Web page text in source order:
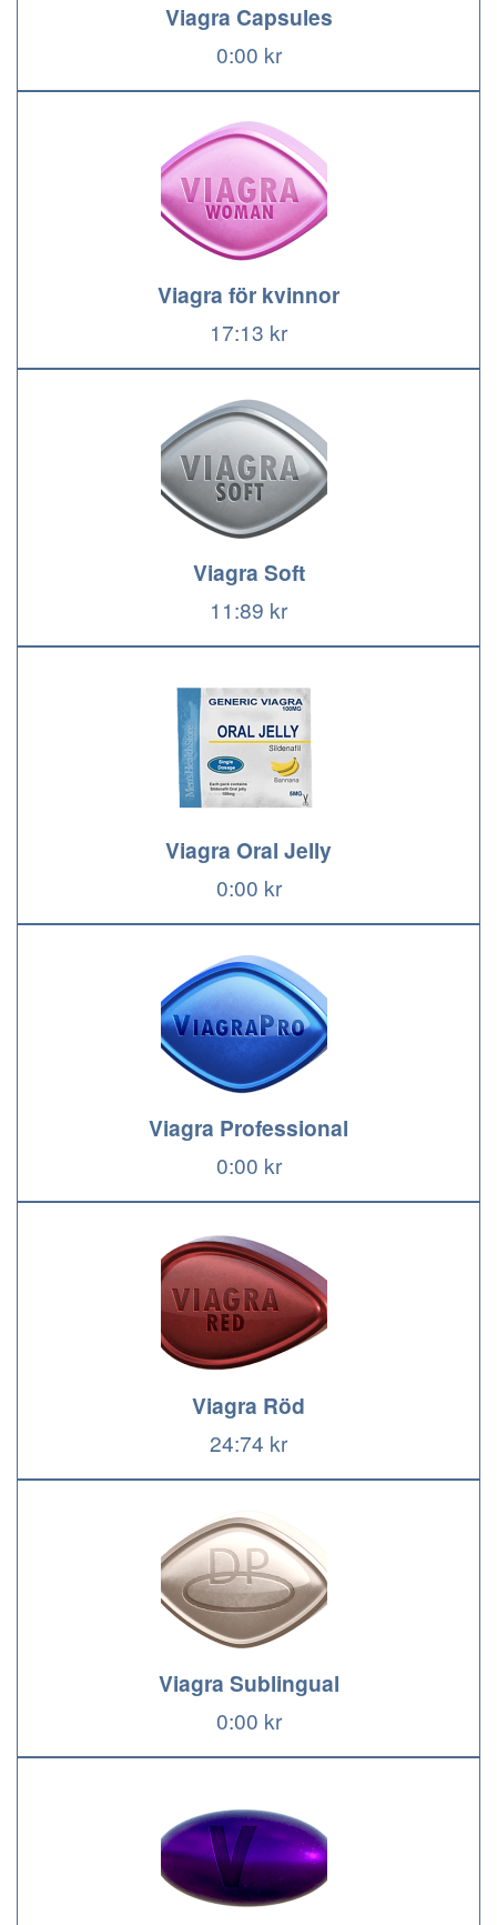
Viagra Capsules
0:00 kr
Viagra för kvinnor
17:13 kr
Viagra Soft
11:89 kr
Viagra Oral Jelly
0:00 kr
Viagra Professional
0:00 kr
Viagra Röd
24:74 kr
Viagra Sublingual
0:00 kr